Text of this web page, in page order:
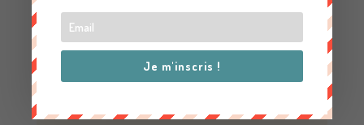
Breathwork
en présentiel
1 séance/moisle samedi
Je m'inscris !